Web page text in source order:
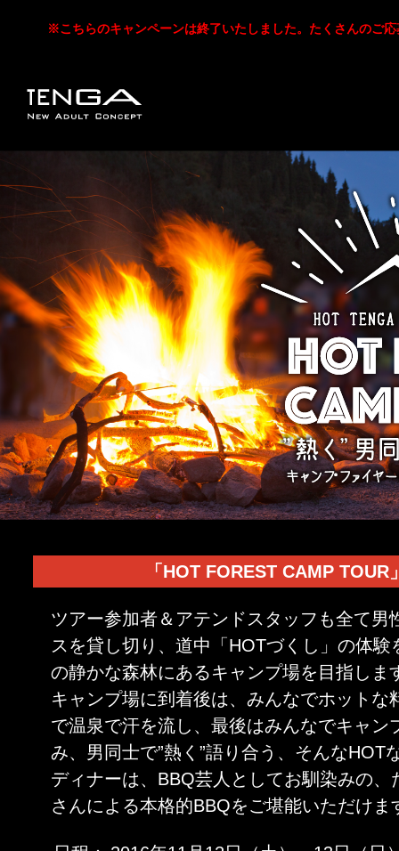
※こちらのキャンペーンは終了いたしました。たくさんのご
「HOT FOREST CAMP TOUR
ツアー参加者＆アテンドスタッフも全て男
スを貸し切り、道中「HOTづくし」の体験
の静かな森林にあるキャンプ場を目指しま
キャンプ場に到着後は、みんなでホットな
で温泉で汗を流し、最後はみんなでキャン
み、男同士で”熱く”語り合う、そんなHOT
ディナーは、BBQ芸人としてお馴染みの、
さんによる本格的BBQをご堪能いただけま